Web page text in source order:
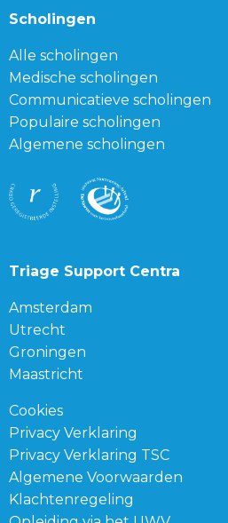
Scholingen
Alle scholingen
Medische scholingen
Communicatieve scholingen
Populaire scholingen
Algemene scholingen
Triage Support Centra
Amsterdam
Utrecht
Groningen
Maastricht
Cookies
Privacy Verklaring
Privacy Verklaring TSC
Algemene Voorwaarden
Klachtenregeling